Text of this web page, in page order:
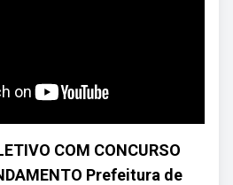
COM CONCURSO
Prefeitura de